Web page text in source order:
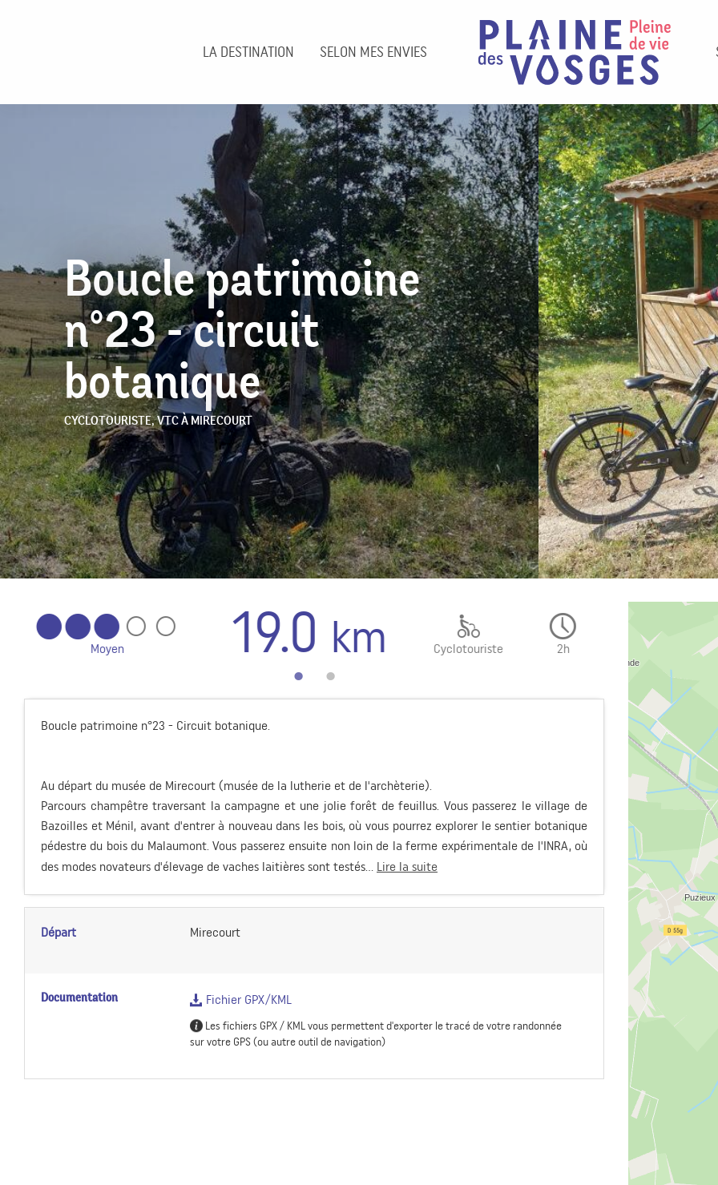
LA DESTINATION SELON MES ENVIES
Boucle patrimoine
n°23 - circuit
botanique
CYCLOTOURISTE,VTCÀ MIRECOURT
19.0km Cyclotouriste 2h Moyen
Boucle patrimoine n°23 - Circuit botanique.
Au départ du musée de Mirecourt (musée de la lutherie et de l'archèterie).
Parcours champêtre traversant la campagne et une jolie forêt de feuillus. Vous passerez le village de
Bazoilles et Ménil, avant d'entrer à nouveau dans les bois, où vous pourrez explorer le sentier botanique
pédestre du bois du Malaumont. Vous passerez ensuite non loin de la ferme expérimentale de l'INRA, où
des modes novateurs d'élevage de vaches laitières sont testés... Lire la suite
Départ Mirecourt
Documentation Fichier GPX/KML
Les fichiers GPX / KML vous permettent d'exporter le tracé de votre randonnée
sur votre GPS (ou autre outil de navigation)